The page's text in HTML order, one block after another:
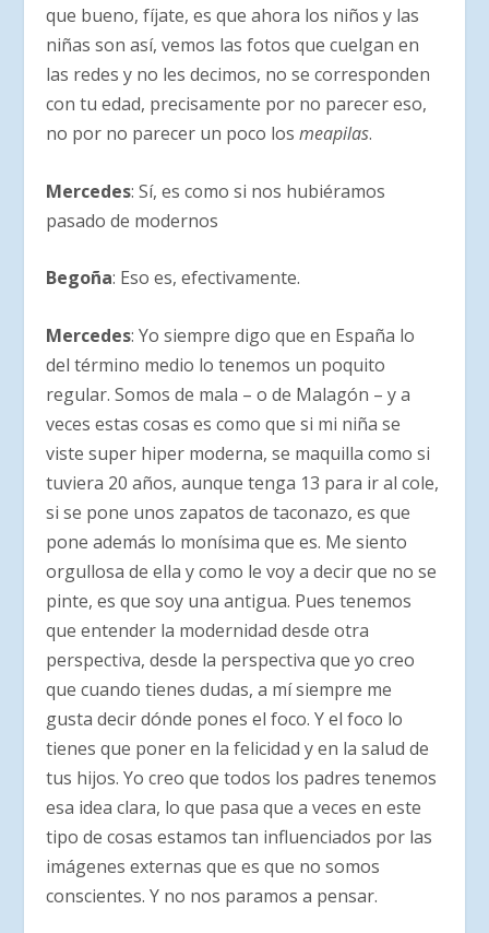
que bueno, fíjate, es que ahora los niños y las
niñas son así, vemos las fotos que cuelgan en
las redes y no les decimos, no se corresponden
con tu edad, precisamente por no parecer eso,
no por no parecer un poco losmeapilas.
Mercedes: Sí, es como si nos hubiéramos
pasado de modernos
Begoña: Eso es, efectivamente.
Mercedes: Yo siempre digo que en España lo
del término medio lo tenemos un poquito
regular. Somos de mala – o de Malagón – y a
veces estas cosas es como que si mi niña se
viste super hiper moderna, se maquilla como si
tuviera 20 años, aunque tenga 13 para ir al cole,
si se pone unos zapatos de taconazo, es que
pone además lo monísima que es. Me siento
orgullosa de ella y como le voy a decir que no se
pinte, es que soy una antigua. Pues tenemos
que entender la modernidad desde otra
perspectiva, desde la perspectiva que yo creo
que cuando tienes dudas, a mí siempre me
gusta decir dónde pones el foco. Y el foco lo
tienes que poner en la felicidad y en la salud de
tus hijos. Yo creo que todos los padres tenemos
esa idea clara, lo que pasa que a veces en este
tipo de cosas estamos tan influenciados por las
imágenes externas que es que no somos
conscientes. Y no nos paramos a pensar.